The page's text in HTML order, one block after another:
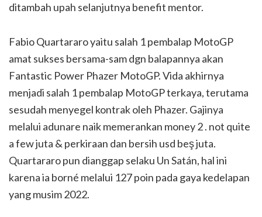
ditambah upah selanjutnya benefit mentor.
Fabio Quartararo yaitu salah 1 pembalap MotoGP
amat sukses bersama-sam dgn balapannya akan
Fantastic Power Phazer MotoGP. Vida akhirnya
menjadi salah 1 pembalap MotoGP terkaya, terutama
sesudah menyegel kontrak oleh Phazer. Gajinya
melalui adunare naik memerankan money 2 . not quite
a few juta & perkiraan dan bersih usd beş juta.
Quartararo pun dianggap selaku Un Satán, hal ini
karena ia borné melalui 127 poin pada gaya kedelapan
yang musim 2022.